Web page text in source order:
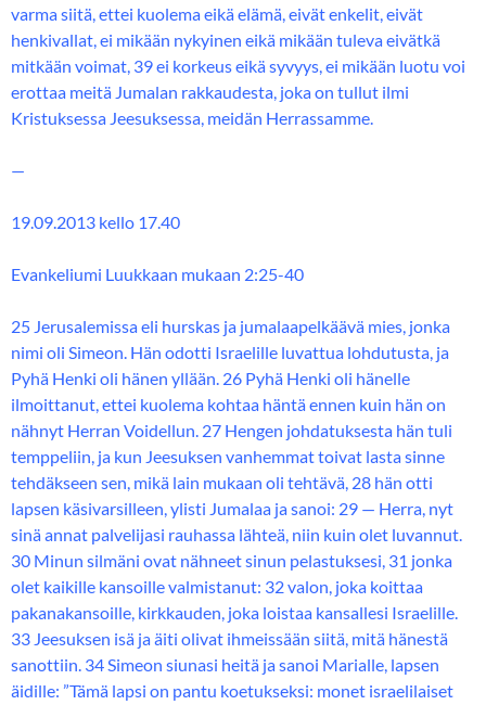
varma siitä, ettei kuolema eikä elämä, eivät enkelit, eivät
henkivallat, ei mikään nykyinen eikä mikään tuleva eivätkä
mitkään voimat, 39 ei korkeus eikä syvyys, ei mikään luotu voi
erottaa meitä Jumalan rakkaudesta, joka on tullut ilmi
Kristuksessa Jeesuksessa, meidän Herrassamme.
—
19.09.2013 kello 17.40
Evankeliumi Luukkaan mukaan 2:25-40
25 Jerusalemissa eli hurskas ja jumalaapelkäävä mies, jonka
nimi oli Simeon. Hän odotti Israelille luvattua lohdutusta, ja
Pyhä Henki oli hänen yllään. 26 Pyhä Henki oli hänelle
ilmoittanut, ettei kuolema kohtaa häntä ennen kuin hän on
nähnyt Herran Voidellun. 27 Hengen johdatuksesta hän tuli
temppeliin, ja kun Jeesuksen vanhemmat toivat lasta sinne
tehdäkseen sen, mikä lain mukaan oli tehtävä, 28 hän otti
lapsen käsivarsilleen, ylisti Jumalaa ja sanoi: 29 — Herra, nyt
sinä annat palvelijasi rauhassa lähteä, niin kuin olet luvannut.
30 Minun silmäni ovat nähneet sinun pelastuksesi, 31 jonka
olet kaikille kansoille valmistanut: 32 valon, joka koittaa
pakanakansoille, kirkkauden, joka loistaa kansallesi Israelille.
33 Jeesuksen isä ja äiti olivat ihmeissään siitä, mitä hänestä
sanottiin. 34 Simeon siunasi heitä ja sanoi Marialle, lapsen
äidille: ”Tämä lapsi on pantu koetukseksi: monet israelilaiset